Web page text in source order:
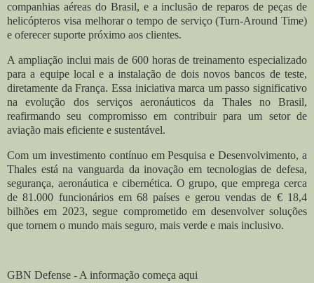
companhias aéreas do Brasil, e a inclusão de reparos de peças de
helicópteros visa melhorar o tempo de serviço (Turn-Around Time)
e oferecer suporte próximo aos clientes.
A ampliação inclui mais de 600 horas de treinamento especializado
para a equipe local e a instalação de dois novos bancos de teste,
diretamente da França. Essa iniciativa marca um passo significativo
na evolução dos serviços aeronáuticos da Thales no Brasil,
reafirmando seu compromisso em contribuir para um setor de
aviação mais eficiente e sustentável.
Com um investimento contínuo em Pesquisa e Desenvolvimento, a
Thales está na vanguarda da inovação em tecnologias de defesa,
segurança, aeronáutica e cibernética. O grupo, que emprega cerca
de 81.000 funcionários em 68 países e gerou vendas de € 18,4
bilhões em 2023, segue comprometido em desenvolver soluções
que tornem o mundo mais seguro, mais verde e mais inclusivo.
GBN Defense - A informação começa aqui